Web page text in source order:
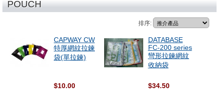
POUCH
排序:
CAPWAY CW
特厚網紋拉鍊
袋(單拉鍊)
$10.00
DATABASE
FC-200 series
彎形拉鍊網紋
收納袋
$34.50